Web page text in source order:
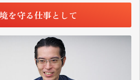
を守る仕事として